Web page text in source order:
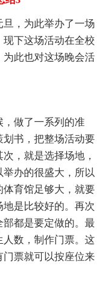
，为此举办了一场
下这场活动在全校
此也对这场晚会活
做了一系列的准
书，把整场活动要
，就是选择场地，
办的很盛大，所以
育馆足够大，就要
是比较好的。再次
都是要定做的。最
人数，制作门票。这
票就可以按座位来